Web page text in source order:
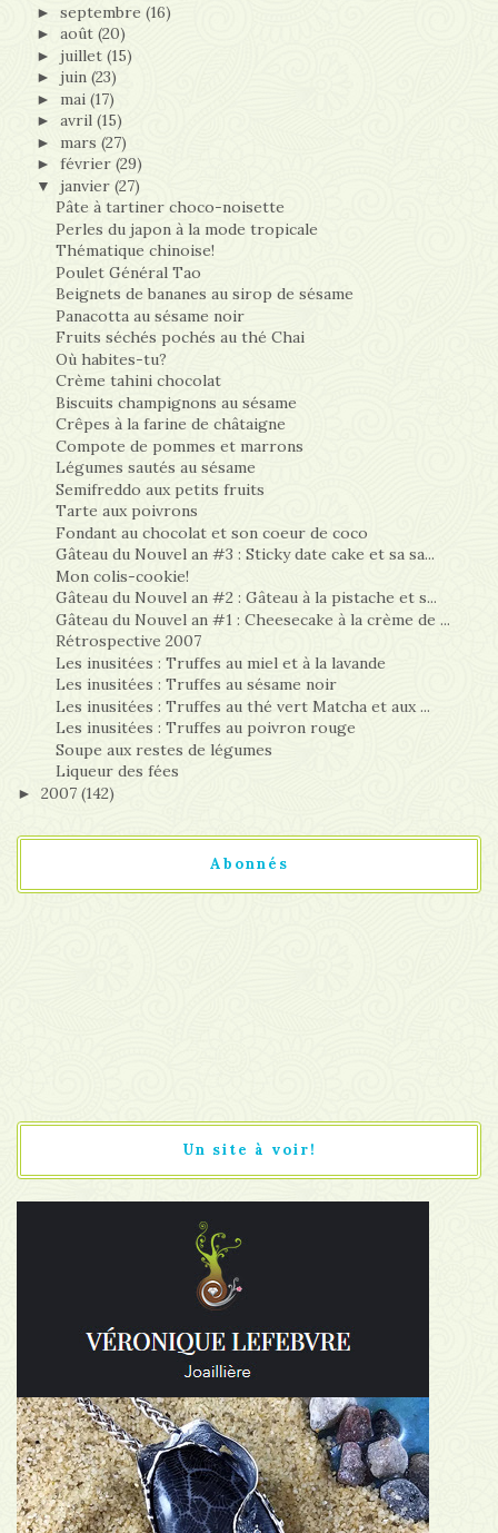
► septembre (16)
► août (20)
► juillet (15)
► juin (23)
► mai (17)
► avril (15)
► mars (27)
► février (29)
▼ janvier (27)
Pâte à tartiner choco-noisette
Perles du japon à la mode tropicale
Thématique chinoise!
Poulet Général Tao
Beignets de bananes au sirop de sésame
Panacotta au sésame noir
Fruits séchés pochés au thé Chai
Où habites-tu?
Crème tahini chocolat
Biscuits champignons au sésame
Crêpes à la farine de châtaigne
Compote de pommes et marrons
Légumes sautés au sésame
Semifreddo aux petits fruits
Tarte aux poivrons
Fondant au chocolat et son coeur de coco
Gâteau du Nouvel an #3 : Sticky date cake et sa sa...
Mon colis-cookie!
Gâteau du Nouvel an #2 : Gâteau à la pistache et s...
Gâteau du Nouvel an #1 : Cheesecake à la crème de ...
Rétrospective 2007
Les inusitées : Truffes au miel et à la lavande
Les inusitées : Truffes au sésame noir
Les inusitées : Truffes au thé vert Matcha et aux ...
Les inusitées : Truffes au poivron rouge
Soupe aux restes de légumes
Liqueur des fées
► 2007 (142)
Abonnés
Un site à voir!